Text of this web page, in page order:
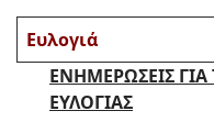
Ευλογιά
ΕΝΗΜΕΡΩΣΕΙΣ ΓΙΑ
ΕΥΛΟΓΙΑΣ